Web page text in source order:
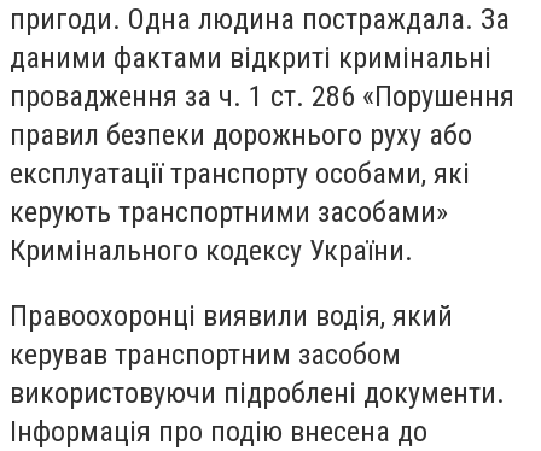
пригоди. Одна людина постраждала. За
даними фактами відкриті кримінальні
провадження за ч. 1 ст. 286 «Порушення
правил безпеки дорожнього руху або
експлуатації транспорту особами, які
керують транспортними засобами»
Кримінального кодексу України.
Правоохоронці виявили водія, який
керував транспортним засобом
використовуючи підроблені документи.
Інформація про подію внесена до